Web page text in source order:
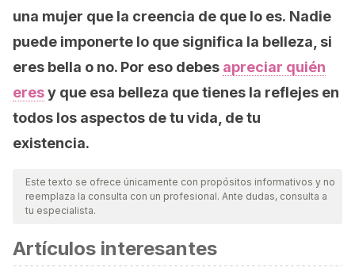
una mujer que la creencia de que lo es. Nadie
puede imponerte lo que significa la belleza, si
eres bella o no. Por eso debes apreciar quién
eresy que esa belleza que tienes la reflejes en
todos los aspectos de tu vida, de tu
existencia.
Este texto se ofrece únicamente con propósitos informativos y no
reemplaza la consulta con un profesional. Ante dudas, consulta a
tu especialista.
Artículos interesantes